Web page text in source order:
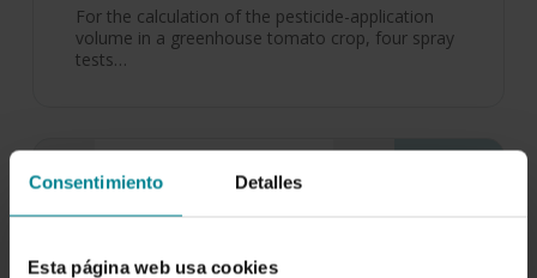
Consentimiento Detalles
Esta página web usa cookies
For the calculation of the pesticide-application
volume in a greenhouse tomato crop, four spray
tests…